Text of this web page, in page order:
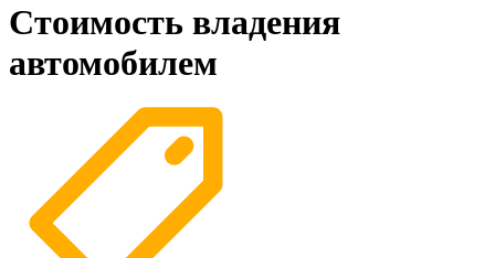
Стоимость владения
автомобилем